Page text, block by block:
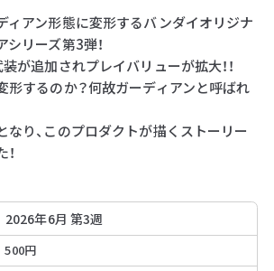
ィアン形態に変形するバンダイオリジナ
リーズ第3弾！
が追加されプレイバリューが拡大！！
形するのか？何故ガーディアンと呼ばれ
なり、このプロダクトが描くストーリー
2026年6月 第3週
500円